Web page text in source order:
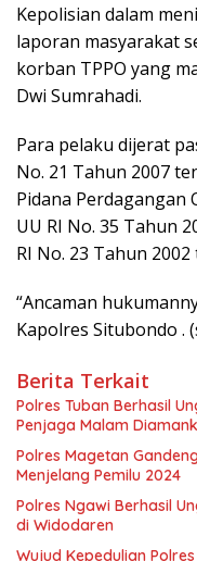
Kepolisian dalam
laporan masyarakat
korban TPPO yang
Dwi Sumrahadi.
Para pelaku dijerat
No. 21 Tahun 2007
Pidana Perdagangan
UU RI No. 35 Tahun
RI No. 23 Tahun
“Ancaman
Kapolres Situbondo .
Berita Terkait
Polres Tuban Berhasil
Penjaga Malam
Polres Magetan
Menjelang Pemilu 2024
Polres Ngawi Berhasil
di Widodaren
Wujud Kepedulian